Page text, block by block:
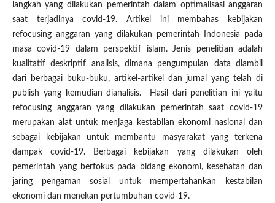
langkah yang dilakukan pemerintah dalam optimalisasi anggaran
saat terjadinya covid-19. Artikel ini membahas kebijakan
refocusing anggaran yang dilakukan pemerintah Indonesia pada
masa covid-19 dalam perspektif islam. Jenis penelitian adalah
kualitatif deskriptif analisis, dimana pengumpulan data diambil
dari berbagai buku-buku, artikel-artikel dan jurnal yang telah di
publish yang kemudian dianalisis. Hasil dari penelitian ini yaitu
refocusing anggaran yang dilakukan pemerintah saat covid-19
merupakan alat untuk menjaga kestabilan ekonomi nasional dan
sebagai kebijakan untuk membantu masyarakat yang terkena
dampak covid-19. Berbagai kebijakan yang dilakukan oleh
pemerintah yang berfokus pada bidang ekonomi, kesehatan dan
jaring pengaman sosial untuk mempertahankan kestabilan
ekonomi dan menekan pertumbuhan covid-19.